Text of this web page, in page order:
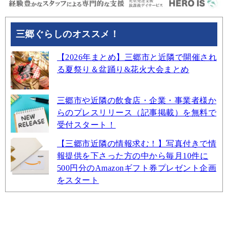
三郷ぐらしのオススメ！
【2026年まとめ】三郷市と近隣で開催され
る夏祭り＆盆踊り&花火大会まとめ
三郷市や近隣の飲食店・企業・事業者様か
らのプレスリリース（記事掲載）を無料で
受付スタート！
【三郷市近隣の情報求む！】写真付きで情
報提供を下さった方の中から毎月10件に
500円分のAmazonギフト券プレゼント企画
をスタート